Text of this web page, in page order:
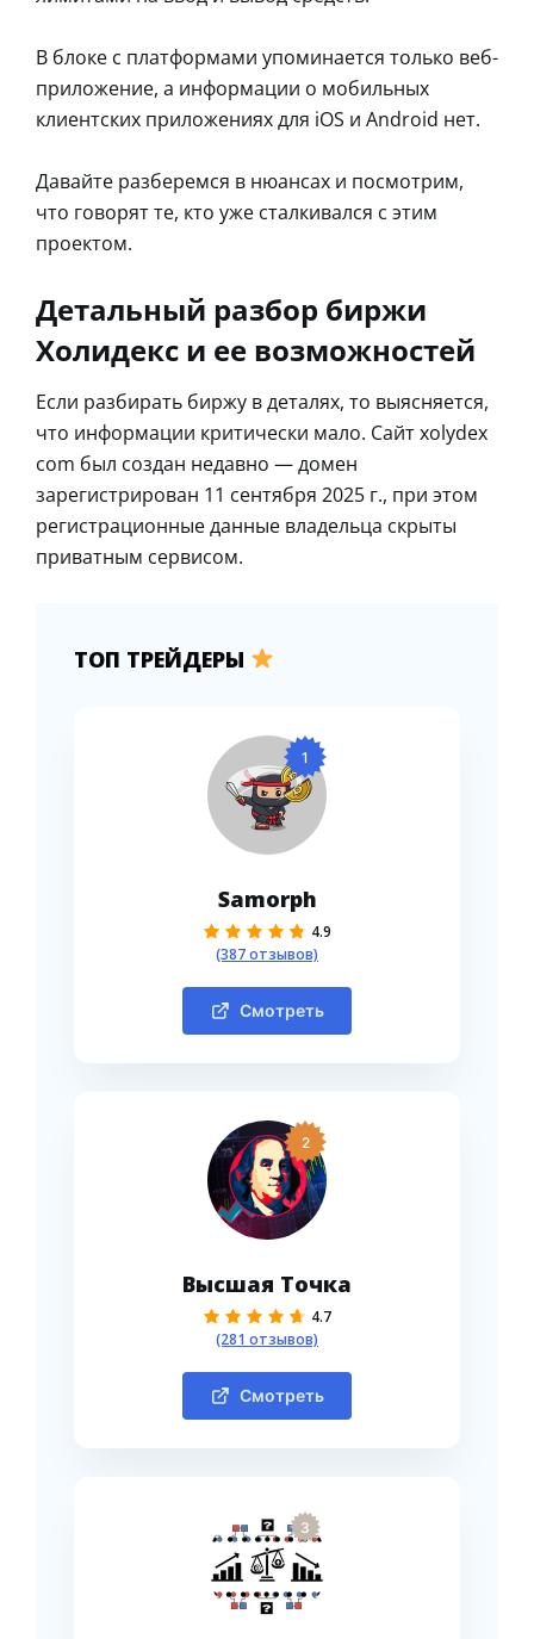
В блоке с платформами упоминается только веб-
приложение, а информации о мобильных
клиентских приложениях для iOS и Android нет.
Давайте разберемся в нюансах и посмотрим,
что говорят те, кто уже сталкивался с этим
проектом.
Детальный разбор биржи
Холидекс и ее возможностей
Если разбирать биржу в деталях, то выясняется,
что информации критически мало. Сайт xolydex
com был создан недавно — домен
зарегистрирован 11 сентября 2025 г., при этом
регистрационные данные владельца скрыты
приватным сервисом.
ТОП ТРЕЙДЕРЫ
1
Samorph
4.9
(387 отзывов)
Смотреть
2
Высшая Точка
4.7
(281 отзывов)
Смотреть
3